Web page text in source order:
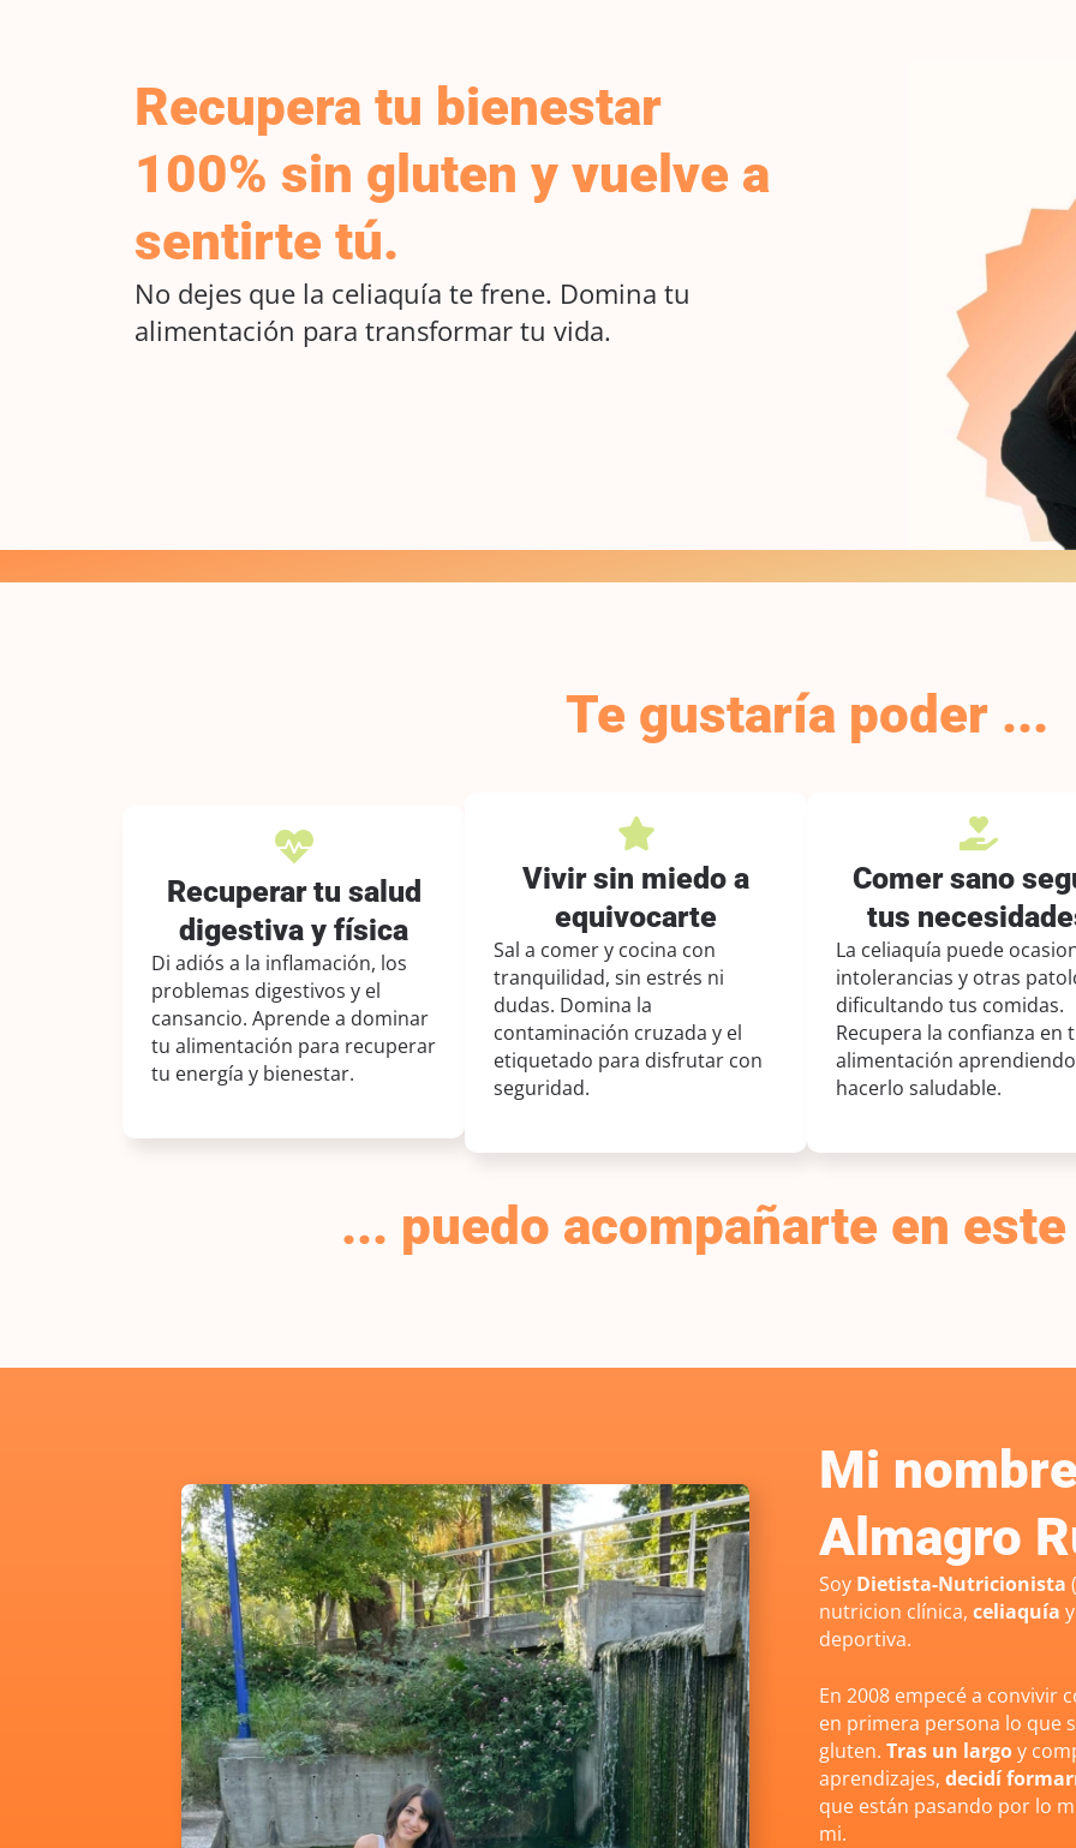
Recupera tu bienestar
100% sin gluten y vuelve a
sentirte tú.
No dejes que la celiaquía te frene. Domina tu
alimentación para transformar tu vida.
Te gustaría poder ...
Recuperar tu salud
digestiva y física
Di adiós a la inflamación, los
problemas digestivos y el
cansancio. Aprende a dominar
tu alimentación para recuperar
tu energía y bienestar.
Vivir sin miedo a
equivocarte
Sal a comer y cocina con
tranquilidad, sin estrés ni
dudas. Domina la
contaminación cruzada y el
etiquetado para disfrutar con
seguridad.
Comer sano
tus
La celiaquía puede
intolerancias y otras
dificultando tus comidas.
Recupera la confianza en
alimentación
hacerlo saludable.
... puedo acompañarte en
Mi
Almagro
Soy Dietista-Nutricionista
nutricion clínica, celiaquía
deportiva.
En 2008 empecé a convivir
en primera persona lo que
gluten. Tras un largoy
aprendizajes, decidí
que están pasando por lo
mi.